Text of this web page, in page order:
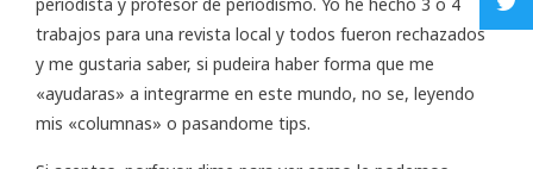
trabajos para una revista local y todos fueron rechazados
y me gustaria saber, si pudeira haber forma que me
«ayudaras» a integrarme en este mundo, no se, leyendo
mis «columnas» o pasandome tips.